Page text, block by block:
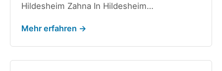
Hildesheim Zahna In Hildesheim…
Mehr erfahren →